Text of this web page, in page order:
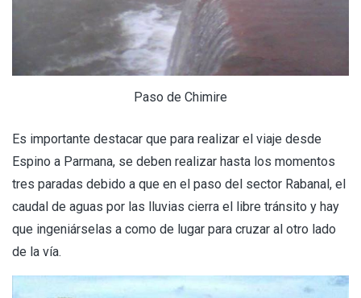
Paso de Chimire
Es importante destacar que para realizar el viaje desde
Espino a Parmana, se deben realizar hasta los momentos
tres paradas debido a que en el paso del sector Rabanal, el
caudal de aguas por las lluvias cierra el libre tránsito y hay
que ingeniárselas a como de lugar para cruzar al otro lado
de la vía.